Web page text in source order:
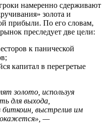
намеренно сдерживают
золота и
прибыли. По его словам,
преследует две цели:
к панической
капитал в перегретые
золото, используя
для выхода,
биткоин, выстрелив им
—